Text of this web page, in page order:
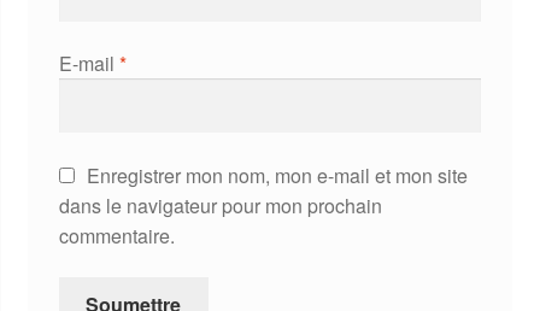
E-mail *
Enregistrer mon nom, mon e-mail et mon site
dans le navigateur pour mon prochain
commentaire.